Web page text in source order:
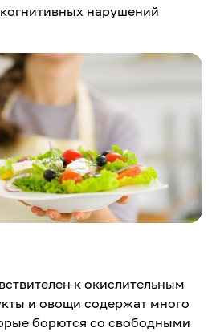
нарушений
к окислительным
и овощи содержат много
борются со свободными